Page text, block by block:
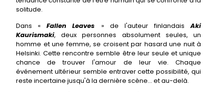
solitude.
Dans «Fallen Leaves » de l'auteur finlandaisAki
Kaurismaki, deux personnes absolument seules, un
homme et une femme, se croisent par hasard une nuit à
Helsinki. Cette rencontre semble être leur seule et unique
chance de trouver l'amour de leur vie. Chaque
événement ultérieur semble entraver cette possibilité, qui
reste incertaine jusqu'à la dernière scène... et au-delà.